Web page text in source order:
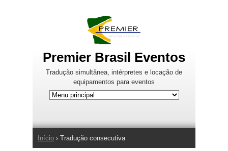
Premier Brasil Eventos
Tradução simultânea, intérpretes e locação de
equipamentos para eventos
Você está aqui
Início › Tradução consecutiva